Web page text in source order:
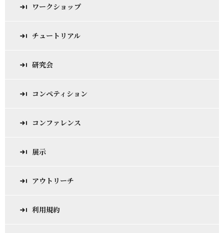
ワークショップ
チュートリアル
研究会
コンペティション
コンファレンス
展示
アウトリーチ
利用規約